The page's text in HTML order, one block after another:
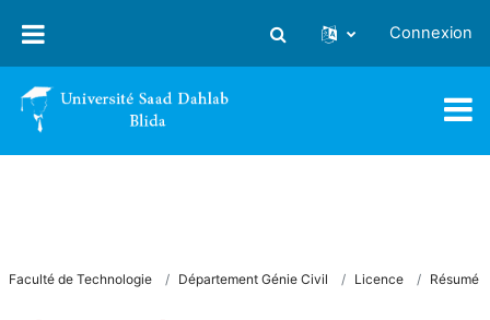
Activer/désactiver la saisie
Connexion
Faculté de Technologie Département Génie Civil Licence Résumé